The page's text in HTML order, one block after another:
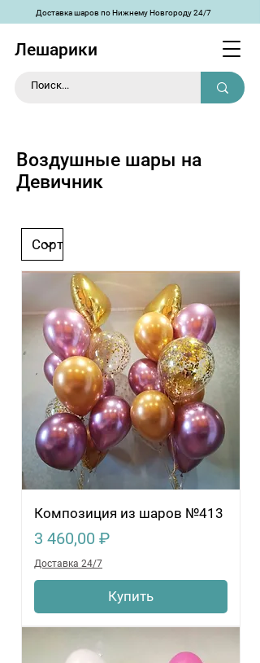
Доставка шаров по Нижнему Новгороду 24/7
Лешарики
Воздушные шары на
Девичник
Композиция из шаров №413
Цена
3 460,00 ₽
Доставка 24/7
Купить